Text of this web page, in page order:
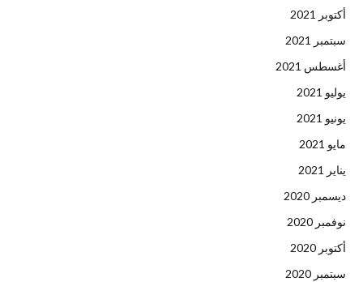
أكتوبر 2021
سبتمبر 2021
أغسطس 2021
يوليو 2021
يونيو 2021
مايو 2021
يناير 2021
ديسمبر 2020
نوفمبر 2020
أكتوبر 2020
سبتمبر 2020